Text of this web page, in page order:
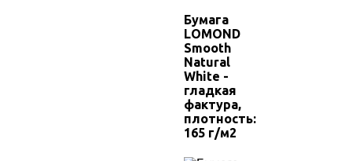
Бумага
LOMOND
Smooth
Natural
White -
гладкая
фактура,
плотность:
165 г/м2